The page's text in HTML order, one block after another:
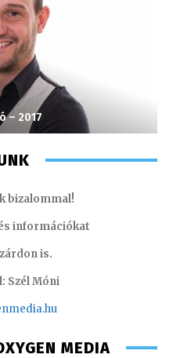
– 2017
bizalommal!
információkat
is.
Szél Móni
MEDIA